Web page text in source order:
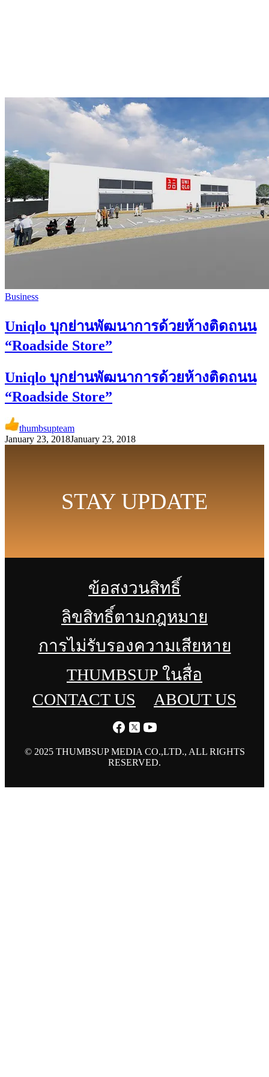
Business
Uniqlo บุกย่านพัฒนาการด้วยห้างติดถนน
“Roadside Store”
Uniqlo บุกย่านพัฒนาการด้วยห้างติดถนน
“Roadside Store”
thumbsupteam
January 23, 2018January 23, 2018
STAY UPDATE
ข้อสงวนสิทธิ์
ลิขสิทธิ์ตามกฎหมาย
การไม่รับรองความเสียหาย
THUMBSUP ในสื่อ
CONTACT US
ABOUT US
© 2025 THUMBSUP MEDIA CO.,LTD., ALL RIGHTS
RESERVED.